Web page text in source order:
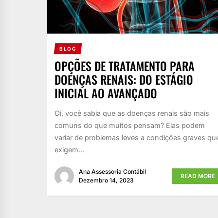
BLOG
OPÇÕES DE TRATAMENTO PARA
DOENÇAS RENAIS: DO ESTÁGIO
INICIAL AO AVANÇADO
Oi, você sabia que as doenças renais são mais
comuns do que muitos pensam? Elas podem
variar de problemas leves a condições graves
exigem...
Ana Assessoria Contábil
Dezembro 14, 2023
READ MORE